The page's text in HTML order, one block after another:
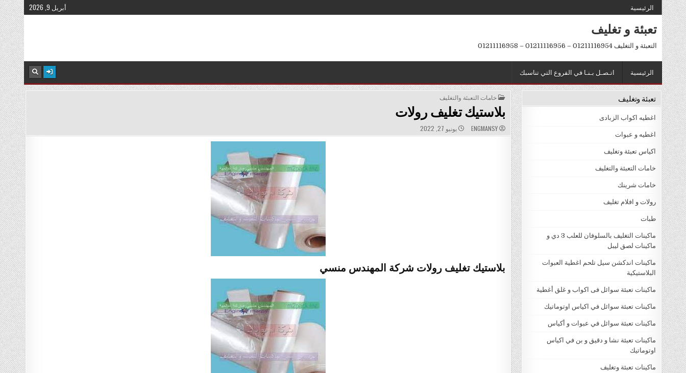
Skip
to
content
الرئيسية أبريل 9, 2026
تعبئة و تغليف
التعبئة و التغليف 01211116954 – 01211116956 – 01211116958
الرئيسية اتـصـل بـنـا في الفروع التي تناسبك
POSTED
IN
خامات التعبئة والتغليف
بلاستيك تغليف رولات
AUTHOR:
ENGMANSY
PUBLISHED
DATE:
يونيو 27, 2022
بلاستيك تغليف رولات شركة المهندس منسي
تعبئة وتغليف
اغطيه اكواب الزبادى
اغطيه و عبوات
اكياس تعبئة وتغليف
خامات التعبئة والتغليف
خامات شرينك
رولات و افلام تغليف
طبات
ماكينات التغليف بالسلوفان للعلب 3 دي و
ماكينات لصق ليبل
ماكينات اندكشن سيل تلحم اغطية العبوات
البلاستيكية
ماكينات تعبئة سوائل فى اكواب و غلق أغطية
ماكينات تعبئة سوائل في اكياس اوتوماتيك
ماكينات تعبئة سوائل في عبوات و أكياس
ماكينات تعبئة نشا و دقيق و بن في اكياس
اوتوماتيك
ماكينات تعبئة وتغليف